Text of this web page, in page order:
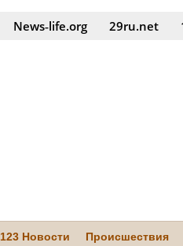
News‑life.org 29ru.net
123 Новости Происшествия